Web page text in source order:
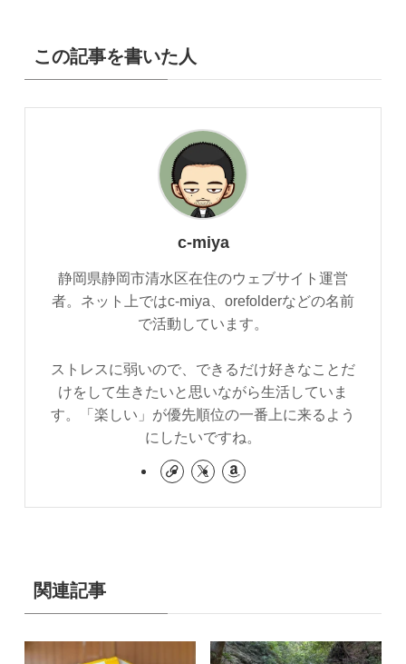
この記事を書いた人
c-miya
静岡県静岡市清水区在住のウェブサイト運営
者。ネット上ではc-miya、orefolderなどの名前
で活動しています。
ストレスに弱いので、できるだけ好きなことだ
けをして生きたいと思いながら生活していま
す。「楽しい」が優先順位の一番上に来るよう
にしたいですね。
関連記事